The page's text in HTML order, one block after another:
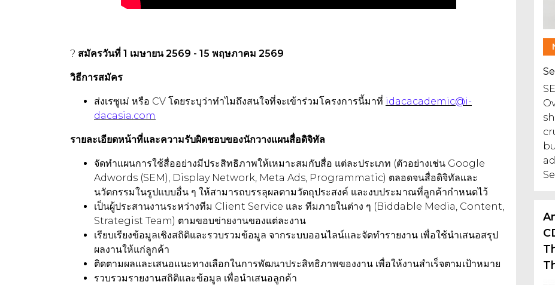
? สมัครวันที่ 1 เมษายน 2569 - 15 พฤษภาคม 2569
วิธีการสมัคร
ส่งเรซูเม่ หรือ CV โดยระบุว่าทำไมถึงสนใจที่จะเข้าร่วมโครงการนี้มาที่ idacacademic@i-
dacasia.com
รายละเอียดหน้าที่และความรับผิดชอบของนักวางแผนสื่อดิจิทัล
จัดทำแผนการใช้สื่ออย่างมีประสิทธิภาพให้เหมาะสมกับสื่อ แต่ละประเภท (ตัวอย่างเช่น Google
Adwords (SEM), Display Network, Meta Ads, Programmatic) ตลอดจนสื่อดิจิทัลและ
นวัตกรรมในรูปแบบอื่น ๆ ให้สามารถบรรลุผลตามวัตถุประสงค์ และงบประมาณที่ลูกค้ากำหนดไว้
เป็นผู้ประสานงานระหว่างทีม Client Service และ ทีมภายในต่าง ๆ (Biddable Media, Content,
Strategist Team) ตามขอบข่ายงานของแต่ละงาน
เรียบเรียงข้อมูลเชิงสถิติและรวบรวมข้อมูล จากระบบออนไลน์และจัดทำรายงาน เพื่อใช้นำเสนอสรุป
ผลงานให้แก่ลูกค้า
ติดตามผลและเสนอแนะทางเลือกในการพัฒนาประสิทธิภาพของงาน เพื่อให้งานสำเร็จตามเป้าหมาย
รวบรวมรายงานสถิติและข้อมูล เพื่อนำเสนอลูกค้า